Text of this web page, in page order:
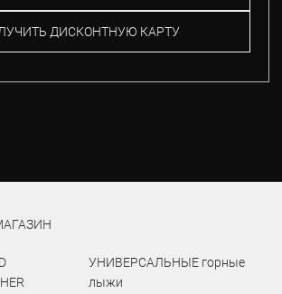
ДИСКОНТНУЮ КАРТУ
УНИВЕРСАЛЬНЫЕ горные
лыжи